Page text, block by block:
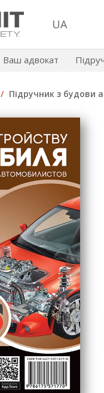
UA
Ваш адвокат
/ Підручник з будови